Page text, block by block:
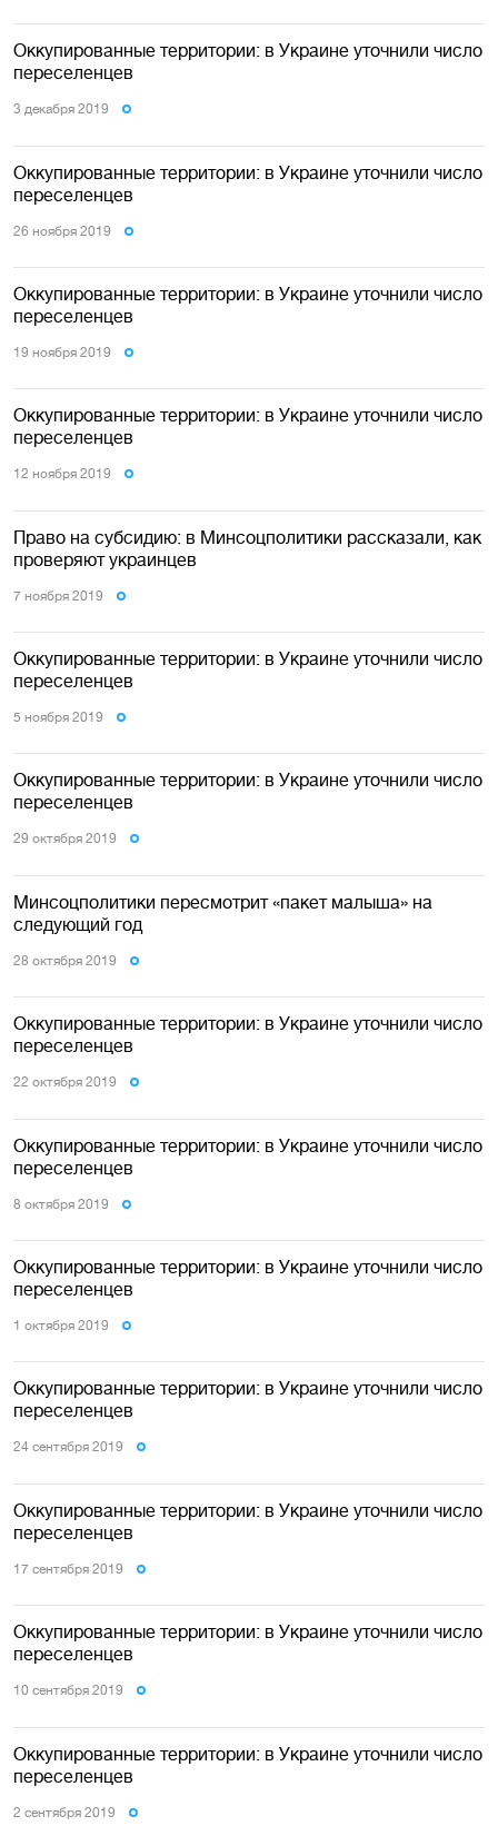
Оккупированные территории: в Украине уточнили число
переселенцев
3 декабря 2019
Оккупированные территории: в Украине уточнили число
переселенцев
26 ноября 2019
Оккупированные территории: в Украине уточнили число
переселенцев
19 ноября 2019
Оккупированные территории: в Украине уточнили число
переселенцев
12 ноября 2019
Право на субсидию: в Минсоцполитики рассказали, как
проверяют украинцев
7 ноября 2019
Оккупированные территории: в Украине уточнили число
переселенцев
5 ноября 2019
Оккупированные территории: в Украине уточнили число
переселенцев
29 октября 2019
Минсоцполитики пересмотрит «пакет малыша» на
следующий год
28 октября 2019
Оккупированные территории: в Украине уточнили число
переселенцев
22 октября 2019
Оккупированные территории: в Украине уточнили число
переселенцев
8 октября 2019
Оккупированные территории: в Украине уточнили число
переселенцев
1 октября 2019
Оккупированные территории: в Украине уточнили число
переселенцев
24 сентября 2019
Оккупированные территории: в Украине уточнили число
переселенцев
17 сентября 2019
Оккупированные территории: в Украине уточнили число
переселенцев
10 сентября 2019
Оккупированные территории: в Украине уточнили число
переселенцев
2 сентября 2019